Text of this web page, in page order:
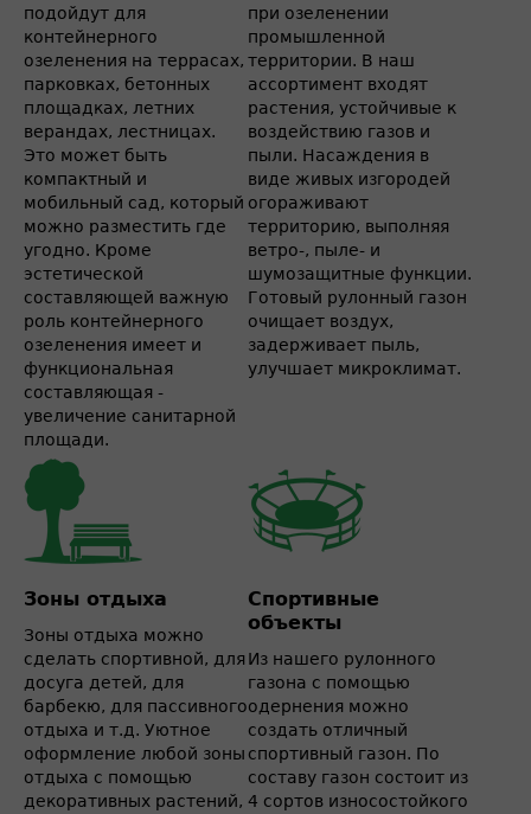
подойдут для
контейнерного
озеленения на террасах,
парковках, бетонных
площадках, летних
верандах, лестницах.
Это может быть
компактный и
мобильный сад, который
можно разместить где
угодно. Кроме
эстетической
составляющей важную
роль контейнерного
озеленения имеет и
функциональная
составляющая -
увеличение санитарной
площади.
при озеленении
промышленной
территории. В наш
ассортимент входят
растения, устойчивые к
воздействию газов и
пыли. Насаждения в
виде живых изгородей
огораживают
территорию, выполняя
ветро-, пыле- и
шумозащитные функции.
Готовый рулонный газон
очищает воздух,
задерживает пыль,
улучшает микроклимат.
Зоны отдыха
Зоны отдыха можно
сделать спортивной, для
досуга детей, для
барбекю, для пассивного
отдыха и т.д. Уютное
оформление любой зоны
отдыха с помощью
декоративных растений,
Спортивные
объекты
Из нашего рулонного
газона с помощью
одернения можно
создать отличный
спортивный газон. По
составу газон состоит из
4 сортов износостойкого